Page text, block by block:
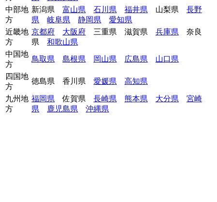
中部地
方
新潟県 富山県 石川県 福井県 山梨県
長野
県
岐阜県 静岡県
愛知県
近畿地
方
京都府 大阪府 三重県 滋賀県 兵庫県
奈良
県
和歌山県
中国地
方
鳥取県 島根県 岡山県 広島県 山口県
四国地
方
徳島県 香川県 愛媛県 高知県
九州地
方
福岡県 佐賀県 長崎県 熊本県 大分県
宮崎
県
鹿児島県 沖縄県